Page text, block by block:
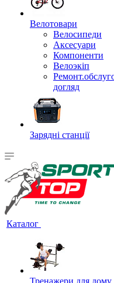
Велотовари
Велосипеди
Аксесуари
Компоненти
Велоэкіп
догляд
Зарядні станції
Каталог
Тренажери для дому